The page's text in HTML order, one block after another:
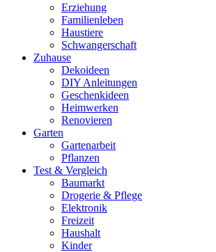
Erziehung
Familienleben
Haustiere
Schwangerschaft
Zuhause
Dekoideen
DIY Anleitungen
Geschenkideen
Heimwerken
Renovieren
Garten
Gartenarbeit
Pflanzen
Test & Vergleich
Baumarkt
Drogerie & Pflege
Elektronik
Freizeit
Haushalt
Kinder